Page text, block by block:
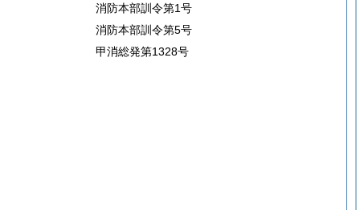
消防本部訓令第1号
消防本部訓令第5号
甲消総発第1328号